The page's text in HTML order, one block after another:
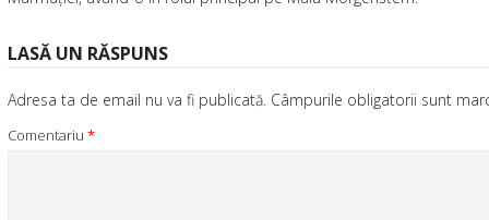
LASĂ UN RĂSPUNS
Adresa ta de email nu va fi publicată. Câmpurile obligatorii sunt
Comentariu *